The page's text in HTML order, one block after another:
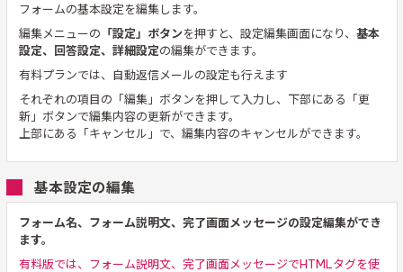
フォームの基本設定を編集します。
編集メニューの 「設定」ボタンを押すと、設定編集画面になり、 基本
設定、回答設定、詳細設定の編集ができます。
有料プランでは、自動返信メールの設定も行えます
それぞれの項目の「編集」ボタンを押して入力し、下部にある「更
新」ボタンで編集内容の更新ができます。
上部にある「キャンセル」で、編集内容のキャンセルができます。
基本設定の編集
フォーム名、フォーム説明文、完了画面メッセージの設定編集ができ
ます。
有料版では、フォーム説明文、完了画面メッセージでHTMLタグを使